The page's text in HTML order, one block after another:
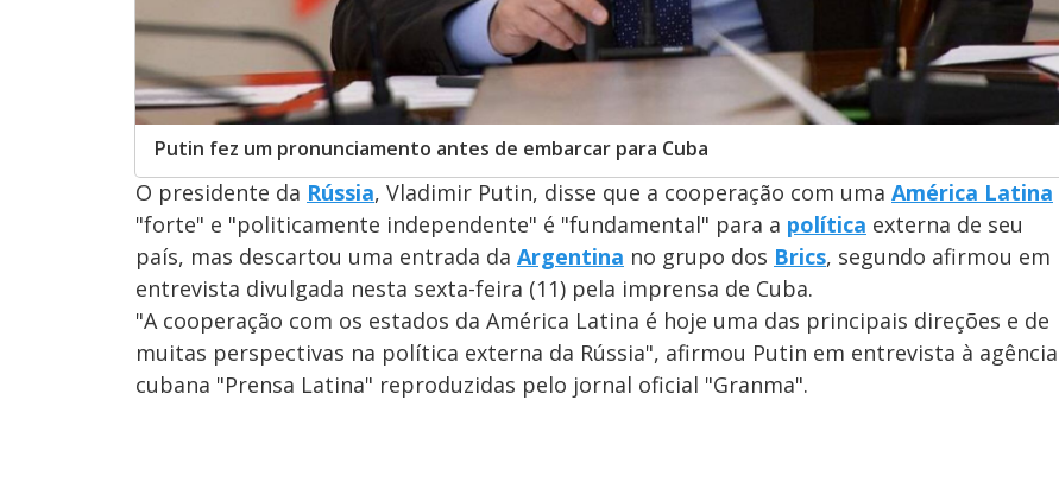
Putin fez um pronunciamento antes de embarcar para Cuba
O presidente da Rússia, Vladimir Putin, disse que a cooperação com uma América Latina
"forte" e "politicamente independente" é "fundamental" para a política externa de seu
país, mas descartou uma entrada da Argentina no grupo dos Brics, segundo afirmou em
entrevista divulgada nesta sexta-feira (11) pela imprensa de Cuba.
"A cooperação com os estados da América Latina é hoje uma das principais direções e de
muitas perspectivas na política externa da Rússia", afirmou Putin em entrevista à agência
cubana "Prensa Latina" reproduzidas pelo jornal oficial "Granma".